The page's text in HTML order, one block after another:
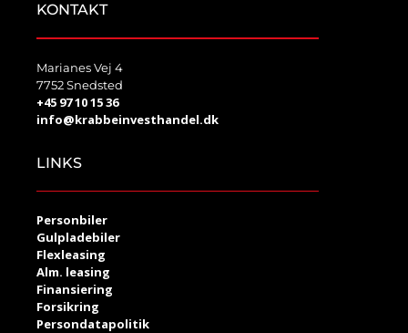
KONTAKT
Marianes Vej 4
7752 Snedsted
+45 97 10 15 36
info@krabbeinvesthandel.dk
LINKS
Personbiler
Gulpladebiler
Flexleasing
Alm. leasing
Finansiering
Forsikring
Persondatapolitik